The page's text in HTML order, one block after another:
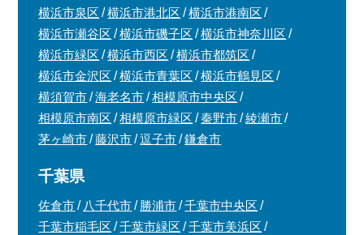
横浜市泉区
横浜市港北区
横浜市港南区
横浜市瀬谷区
横浜市磯子区
横浜市神奈川区
横浜市緑区
横浜市西区
横浜市都筑区
横浜市金沢区
横浜市青葉区
横浜市鶴見区
横須賀市
海老名市
相模原市中央区
相模原市南区
相模原市緑区 秦野市
綾瀬市
茅ヶ崎市
藤沢市 逗子市 鎌倉市
千葉県
佐倉市 八千代市 勝浦市
千葉市中央区
千葉市稲毛区
千葉市緑区
千葉市美浜区